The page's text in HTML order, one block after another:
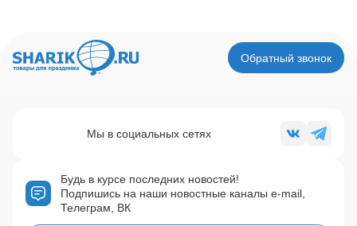
Обратный звонок
Будь в курсе последних новостей!
Подпишись на наши новостные каналы e-mail,
Телеграм, ВК
Мы в социальных сетях